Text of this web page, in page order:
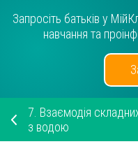
Запросіть батьків у
навчання та
7. Взаємодія
з водою